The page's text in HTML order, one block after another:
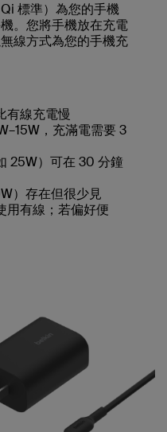
標準）為您的手機
。您將手機放在充電
線方式為您的手機充
有線充電慢
，充滿電需要 3
25W）可在 30 分鐘
）存在但很少見
用有線；若偏好便